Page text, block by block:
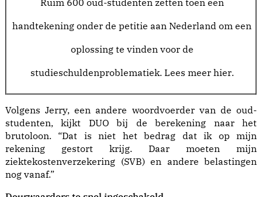
Ruim 600 oud-studenten zetten toen een
handtekening onder de petitie aan Nederland om een
oplossing te vinden voor de
studieschuldenproblematiek. Lees meer hier.
Volgens Jerry, een andere woordvoerder van de oud-
studenten, kijkt DUO bij de berekening naar het
brutoloon. “Dat is niet het bedrag dat ik op mijn
rekening gestort krijg. Daar moeten mijn
ziektekostenverzekering (SVB) en andere belastingen
nog vanaf.”